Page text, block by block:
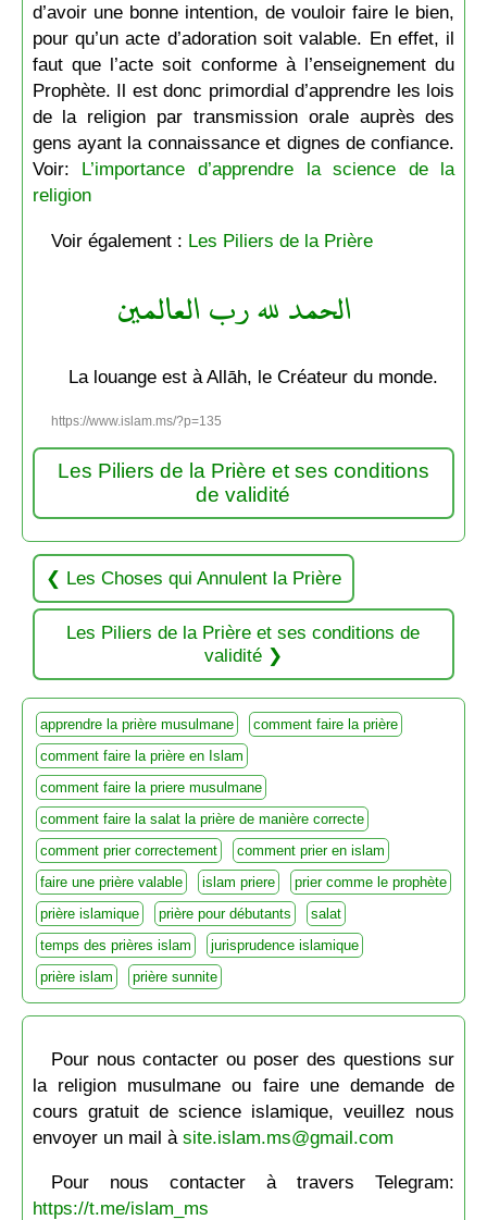
d’avoir une bonne intention, de vouloir faire le bien,
pour qu’un acte d’adoration soit valable. En effet, il
faut que l’acte soit conforme à l’enseignement du
Prophète. Il est donc primordial d’apprendre les lois
de la religion par transmission orale auprès des
gens ayant la connaissance et dignes de confiance.
Voir: L’importance d’apprendre la science de la
religion
Voir également : Les Piliers de la Prière
الحمد لله رب العالمين
La louange est à Allāh, le Créateur du monde.
https://www.islam.ms/?p=135
Les Piliers de la Prière et ses conditions
de validité
Les Choses qui Annulent la Prière
Les Piliers de la Prière et ses conditions de
validité
apprendre la prière musulmane
comment faire la prière
comment faire la prière en Islam
comment faire la priere musulmane
comment faire la salat la prière de manière correcte
comment prier correctement
comment prier en islam
faire une prière valable
islam priere
prier comme le prophète
prière islamique
prière pour débutants
salat
temps des prières islam
jurisprudence islamique
prière islam
prière sunnite
Pour nous contacter ou poser des questions sur
la religion musulmane ou faire une demande de
cours gratuit de science islamique, veuillez nous
envoyer un mail à site.islam.ms@gmail.com
Pour nous contacter à travers Telegram:
https://t.me/islam_ms